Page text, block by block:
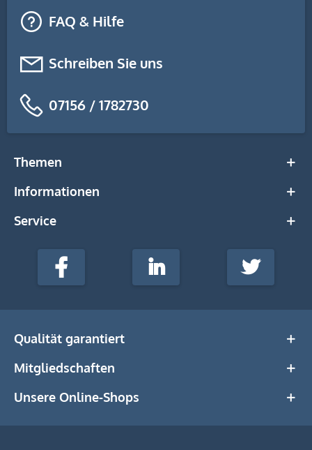
FAQ & Hilfe
Schreiben Sie uns
07156 / 1782730
Themen
Informationen
Service
stempel-
Media
Facebook LinkedIn Twitter
Qualität garantiert
Mitgliedschaften
Unsere Online-Shops